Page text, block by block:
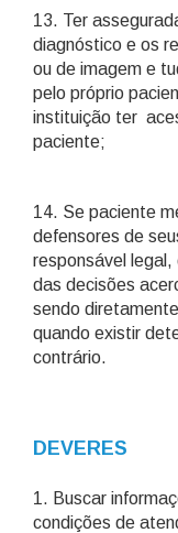
13. Ter
diagnóstico e os
ou de imagem e
pelo próprio
instituição ter
paciente;
14. Se paciente
defensores de
responsável
das decisões
sendo
quando existir
contrário.
DEVERES
1. Buscar
condições de